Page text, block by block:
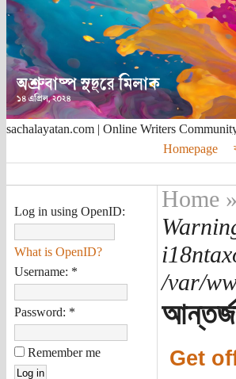
sachalayatan.com | Online Writers
Homepage
Log in using OpenID:
What is OpenID?
Username: *
Password: *
Remember me
Home»
/var/
Get